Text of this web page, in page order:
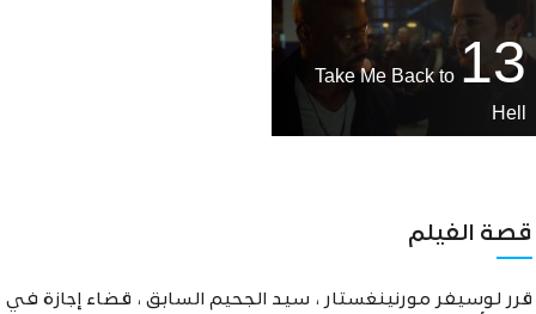
13
Take Me Back to
Hell
قصة الفيلم
قرر لوسيفر مورنينغستار ، سيد الجحيم السابق ، قضاء إجازة في